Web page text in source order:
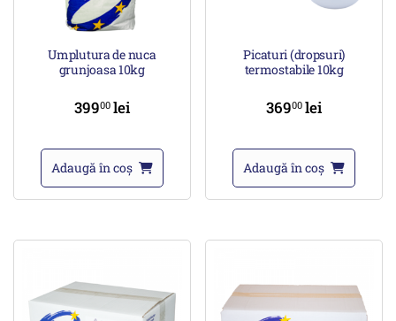
Umplutura de nuca
grunjoasa 10kg
39900 lei
Adaugă în coș
Picaturi (dropsuri)
termostabile 10kg
36900lei
Adaugă în coș